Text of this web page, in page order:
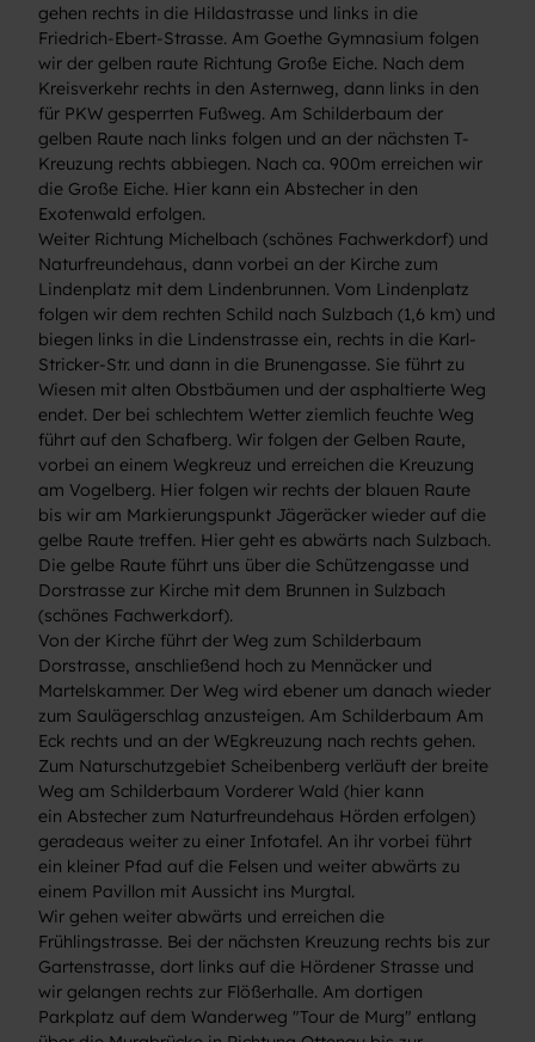
gehen rechts in die Hildastrasse und links in die
Friedrich-Ebert-Strasse. Am Goethe Gymnasium folgen
wir der gelben raute Richtung Große Eiche. Nach dem
Kreisverkehr rechts in den Asternweg, dann links in den
für PKW gesperrten Fußweg. Am Schilderbaum der
gelben Raute nach links folgen und an der nächsten T-
Kreuzung rechts abbiegen. Nach ca. 900m erreichen wir
die Große Eiche. Hier kann ein Abstecher in den
Exotenwald erfolgen.
Weiter Richtung Michelbach (schönes Fachwerkdorf) und
Naturfreundehaus, dann vorbei an der Kirche zum
Lindenplatz mit dem Lindenbrunnen. Vom Lindenplatz
folgen wir dem rechten Schild nach Sulzbach (1,6 km) und
biegen links in die Lindenstrasse ein, rechts in die Karl-
Stricker-Str. und dann in die Brunengasse. Sie führt zu
Wiesen mit alten Obstbäumen und der asphaltierte Weg
endet. Der bei schlechtem Wetter ziemlich feuchte Weg
führt auf den Schafberg. Wir folgen der Gelben Raute,
vorbei an einem Wegkreuz und erreichen die Kreuzung
am Vogelberg. Hier folgen wir rechts der blauen Raute
bis wir am Markierungspunkt Jägeräcker wieder auf die
gelbe Raute treffen. Hier geht es abwärts nach Sulzbach.
Die gelbe Raute führt uns über die Schützengasse und
Dorstrasse zur Kirche mit dem Brunnen in Sulzbach
(schönes Fachwerkdorf).
Von der Kirche führt der Weg zum Schilderbaum
Dorstrasse, anschließend hoch zu Mennäcker und
Martelskammer. Der Weg wird ebener um danach wieder
zum Saulägerschlag anzusteigen. Am Schilderbaum Am
Eck rechts und an der WEgkreuzung nach rechts gehen.
Zum Naturschutzgebiet Scheibenberg verläuft der breite
Weg am Schilderbaum Vorderer Wald (hier kann
ein Abstecher zum Naturfreundehaus Hörden erfolgen)
geradeaus weiter zu einer Infotafel. An ihr vorbei führt
ein kleiner Pfad auf die Felsen und weiter abwärts zu
einem Pavillon mit Aussicht ins Murgtal.
Wir gehen weiter abwärts und erreichen die
Frühlingstrasse. Bei der nächsten Kreuzung rechts bis zur
Gartenstrasse, dort links auf die Hördener Strasse und
wir gelangen rechts zur Flößerhalle. Am dortigen
Parkplatz auf dem Wanderweg "Tour de Murg" entlang